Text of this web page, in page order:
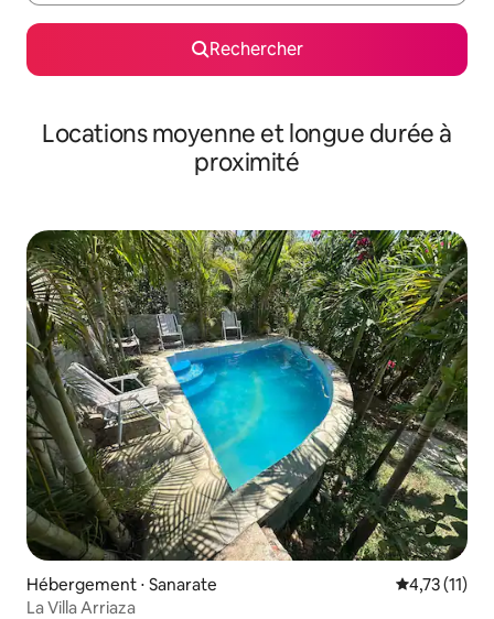
Rechercher
Locations moyenne et longue durée à
proximité
Hébergement ⋅ Sanarate Évaluation
4,73 (11)
La Villa Arriaza